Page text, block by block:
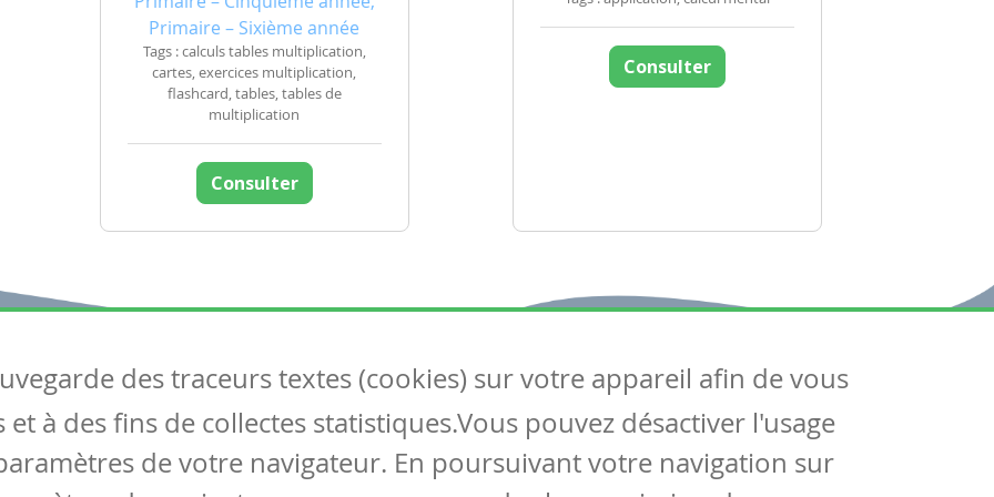
Primaire – Sixième année
Tags : calculs tables multiplication,
cartes, exercices multiplication,
flashcard, tables, tables de
multiplication
Consulter
Consulter
Articles
Tous les articles
Articles DYS
Suivez-nous
Contactez-nous
Soutien scolaire
des traceurs textes (cookies) sur votre appareil afin de vous
à des fins de collectes statistiques.Vous pouvez désactiver l'usage
de votre navigateur. En poursuivant votre navigation sur